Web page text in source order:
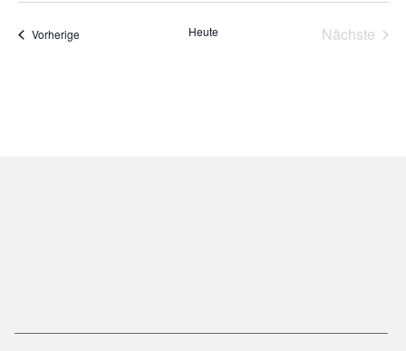
VorherigeVeranstaltungen Heute
Nächste